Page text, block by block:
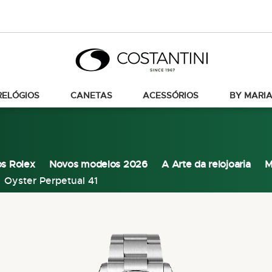
CANETAS ACESSÓRIOS BY
Rolex Novos modelos 2026 A Arte da relojoaria
Oyster Perpetual 41
final
da
Galeria